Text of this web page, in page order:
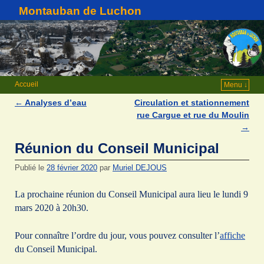
Montauban de Luchon
Accueil Menu ↓
Navigation des articles
← Analyses d’eau
Circulation et stationnement
rue Cargue et rue du Moulin
→
Réunion du Conseil Municipal
Publié le 28 février 2020 par Muriel DEJOUS
La prochaine réunion du Conseil Municipal aura lieu le lundi 9
mars 2020 à 20h30.
Pour connaître l’ordre du jour, vous pouvez consulter l’affiche
du Conseil Municipal.